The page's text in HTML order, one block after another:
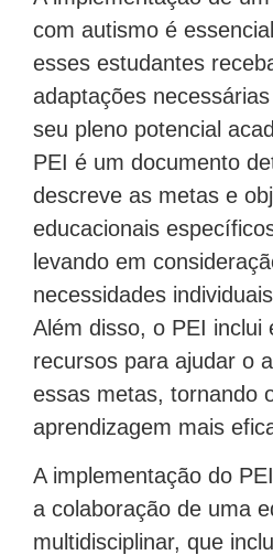
com autismo é
esses estudantes
adaptações
seu pleno potencial
PEI é um documento
descreve as metas e
educacionais
levando em
necessidades
Além disso, o PEI inclui
recursos para ajudar o
essas metas, tornando
aprendizagem mais
A implementação do
a colaboração de uma
multidisciplinar, que